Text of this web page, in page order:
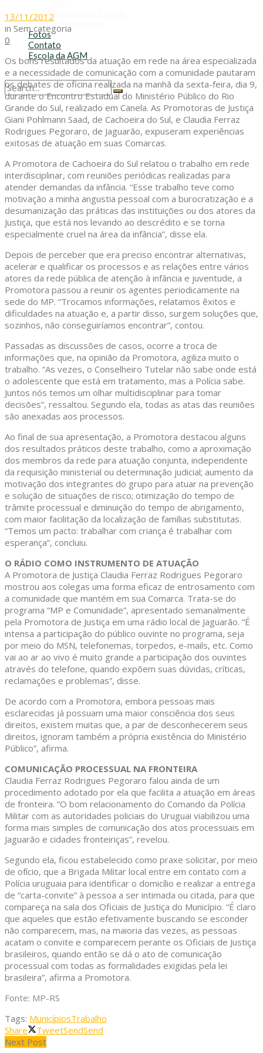
Transporte Escolar
Voluntariado
Fotos
Contato
Escola da AGM
Cursos da AGM
No Result
View All Result
13/11/2012
in Sem categoria
0
Os bons resultados da atuação em rede na área especializada
e a necessidade de comunicação com a comunidade pautaram
os debates de oficina realizada na manhã da sexta-feira, dia 9,
durante o Encontro Estadual do Ministério Público do Rio
Grande do Sul, realizado em Canela. As Promotoras de Justiça
Giani Pohlmann Saad, de Cachoeira do Sul, e Claudia Ferraz
Rodrigues Pegoraro, de Jaguarão, expuseram experiências
exitosas de atuação em suas Comarcas.
A Promotora de Cachoeira do Sul relatou o trabalho em rede
interdisciplinar, com reuniões periódicas realizadas para
atender demandas da infância. “Esse trabalho teve como
motivação a minha angustia pessoal com a burocratização e a
desumanização das práticas das instituições ou dos atores da
Justiça, que está nos levando ao descrédito e se torna
especialmente cruel na área da infância”, disse ela.
Depois de perceber que era preciso encontrar alternativas,
acelerar e qualificar os processos e as relações entre vários
atores da rede pública de atenção à infância e juventude, a
Promotora passou a reunir os agentes periodicamente na
sede do MP. “Trocamos informações, relatamos êxitos e
dificuldades na atuação e, a partir disso, surgem soluções que,
sozinhos, não conseguiríamos encontrar”, contou.
Passadas as discussões de casos, ocorre a troca de
informações que, na opinião da Promotora, agiliza muito o
trabalho. “As vezes, o Conselheiro Tutelar não sabe onde está
o adolescente que está em tratamento, mas a Polícia sabe.
Juntos nós temos um olhar multidisciplinar para tomar
decisões”, ressaltou. Segundo ela, todas as atas das reuniões
são anexadas aos processos.
Ao final de sua apresentação, a Promotora destacou alguns
dos resultados práticos deste trabalho, como a aproximação
dos membros da rede para atuação conjunta, independente
da requisição ministerial ou determinação judicial; aumento da
motivação dos integrantes do grupo para atuar na prevenção
e solução de situações de risco; otimização do tempo de
trâmite processual e diminuição do tempo de abrigamento,
com maior facilitação da localização de famílias substitutas.
“Temos um pacto: trabalhar com criança é trabalhar com
esperança”, concluiu.
O RÁDIO COMO INSTRUMENTO DE ATUAÇÃO
A Promotora de Justiça Claudia Ferraz Rodrigues Pegoraro
mostrou aos colegas uma forma eficaz de entrosamento com
a comunidade que mantém em sua Comarca. Trata-se do
programa “MP e Comunidade”, apresentado semanalmente
pela Promotora de Justiça em uma rádio local de Jaguarão. “É
intensa a participação do público ouvinte no programa, seja
por meio do MSN, telefonemas, torpedos, e-mails, etc. Como
vai ao ar ao vivo é muito grande a participação dos ouvintes
através do telefone, quando expõem suas dúvidas, críticas,
reclamações e problemas”, disse.
De acordo com a Promotora, embora pessoas mais
esclarecidas já possuam uma maior consciência dos seus
direitos, existem muitas que, a par de desconhecerem seus
direitos, ignoram também a própria existência do Ministério
Público”, afirma.
COMUNICAÇÃO PROCESSUAL NA FRONTEIRA
Claudia Ferraz Rodrigues Pegoraro falou ainda de um
procedimento adotado por ela que facilita a atuação em áreas
de fronteira. “O bom relacionamento do Comando da Polícia
Militar com as autoridades policiais do Uruguai viabilizou uma
forma mais simples de comunicação dos atos processuais em
Jaguarão e cidades fronteiriças”, revelou.
Segundo ela, ficou estabelecido como praxe solicitar, por meio
de ofício, que a Brigada Militar local entre em contato com a
Polícia uruguaia para identificar o domicílio e realizar a entrega
de “carta-convite” à pessoa a ser intimada ou citada, para que
compareça na sala dos Oficiais de Justiça do Município. “É claro
que aqueles que estão efetivamente buscando se esconder
não comparecem, mas, na maioria das vezes, as pessoas
acatam o convite e comparecem perante os Oficiais de Justiça
brasileiros, quando então se dá o ato de comunicação
processual com todas as formalidades exigidas pela lei
brasileira”, afirma a Promotora.
Fonte: MP-RS
Tags: MunicípiosTrabalho
Share
TweetSendSend
Next Post